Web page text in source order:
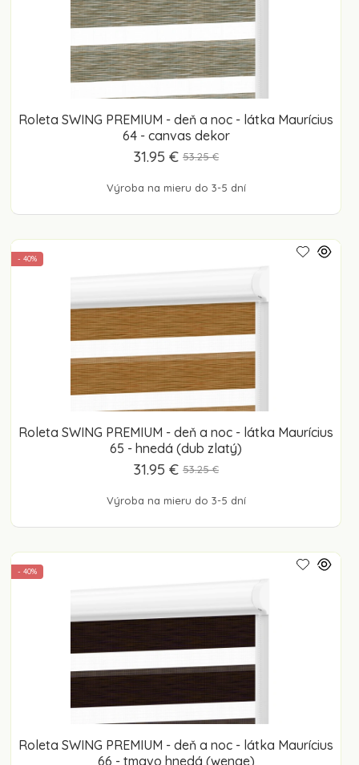
Roleta SWING PREMIUM - deň a noc - látka Maurícius
64 - canvas dekor
Výroba na mieru do 3-5 dní
31.95 € 53.25 €
Roleta SWING PREMIUM - deň a noc - látka Maurícius
65 - hnedá (dub zlatý)
- 40%
Výroba na mieru do 3-5 dní
31.95 € 53.25 €
Roleta SWING PREMIUM - deň a noc - látka Maurícius
66 - tmavo hnedá (wenge)
- 40%